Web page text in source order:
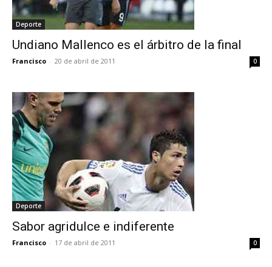
Deporte
Undiano Mallenco es el árbitro de la final
Francisco - 20 de abril de 2011 0
Deporte
Sabor agridulce e indiferente
Francisco - 17 de abril de 2011 0